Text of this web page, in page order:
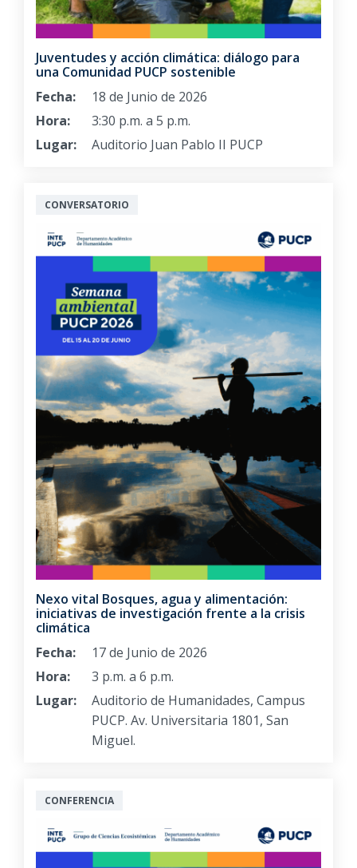
Juventudes y acción climática: diálogo para
una Comunidad PUCP sostenible
Fecha:
18 de Junio de 2026
Hora:
3:30 p.m. a 5 p.m.
Lugar:
Auditorio Juan Pablo II PUCP
CONVERSATORIO
Nexo vital Bosques, agua y alimentación:
iniciativas de investigación frente a la crisis
climática
Fecha:
17 de Junio de 2026
Hora:
3 p.m. a 6 p.m.
Lugar:
Auditorio de Humanidades, Campus
PUCP. Av. Universitaria 1801, San
Miguel.
CONFERENCIA